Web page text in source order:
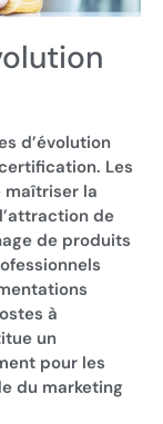
d’évolution
Les
la
de
de produits
à
un
pour les
du marketing